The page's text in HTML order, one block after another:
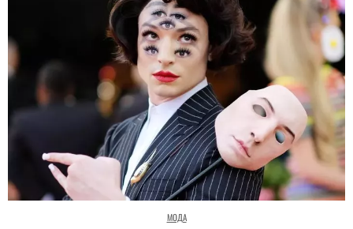
МОДА